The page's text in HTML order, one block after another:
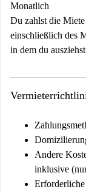
Monatlich
Du zahlst die
einschließlich des
in dem du
Andere
inklusive